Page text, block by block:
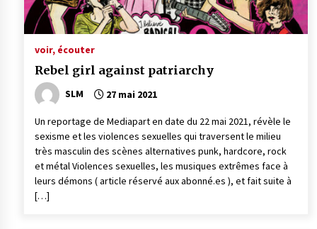
voir, écouter
Rebel girl against patriarchy
SLM 27 mai 2021
Un reportage de Mediapart en date du 22 mai 2021, révèle le
sexisme et les violences sexuelles qui traversent le milieu
très masculin des scènes alternatives punk, hardcore, rock
et métal Violences sexuelles, les musiques extrêmes face à
leurs démons ( article réservé aux abonné.es ), et fait suite à
[…]